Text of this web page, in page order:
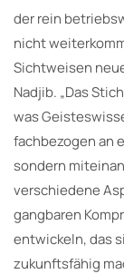
der rein
nicht
Sichtweisen
Nadjib. „Das
was
fachbezogen an
sondern
verschiedene
gangbaren
entwickeln, das
zukunftsfähig